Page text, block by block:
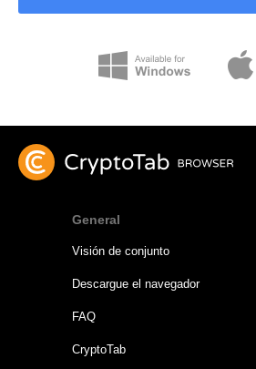
General
Visión de conjunto
Descargue el navegador
FAQ
CryptoTab